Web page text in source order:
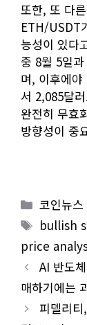
또한, 또 다
ETH/USDT
능성이 있다
중 8월 5일
며, 이후에
서 2,085달
완전히 무효
방향성이 중
코인뉴스
Tags
bullish
price
AI 반도
매하기에는
피델리